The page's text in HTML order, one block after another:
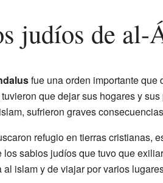
judíos de
fue una orden importante que
que dejar sus hogares y
sufrieron graves
refugio en tierras cristianas,
sabios judíos que tuvo que
islam y de viajar por varios